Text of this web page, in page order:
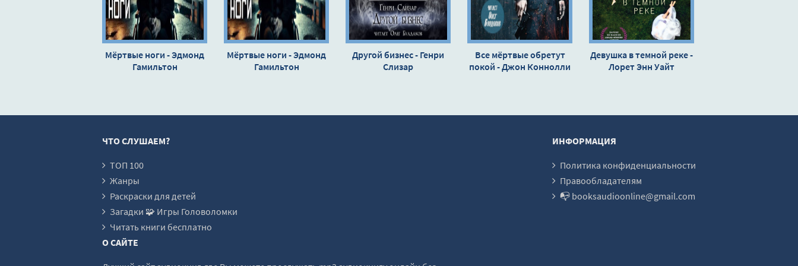
Мёртвые ноги - Эдмонд
Гамильтон
Мёртвые ноги - Эдмонд
Гамильтон
Другой бизнес - Генри
Слизар
Все мёртвые обретут
покой - Джон Коннолли
Девушка в темной реке -
Лорет Энн Уайт
ЧТО СЛУШАЕМ?
ТОП 100
Жанры
Раскраски для детей
Загадки 🧩 Игры Головоломки
Читать книги бесплатно
ИНФОРМАЦИЯ
Политика конфиденциальности
Правообладателям
📭 booksaudioonline@gmail.com
О САЙТЕ